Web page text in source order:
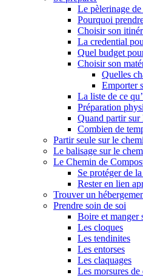
Le pèlerinage de
Pourquoi
Choisir son
La credential
Quel budget
Choisir son
Quelles
Emporter
La liste de ce
Préparation
Quand partir
Combien de
Partir seule sur le
Le balisage sur le
Le Chemin de
Se protéger de
Rester en lien
Trouver un
Prendre soin de soi
Boire et
Les cloques
Les tendinites
Les entorses
Les claquages
Les morsures de